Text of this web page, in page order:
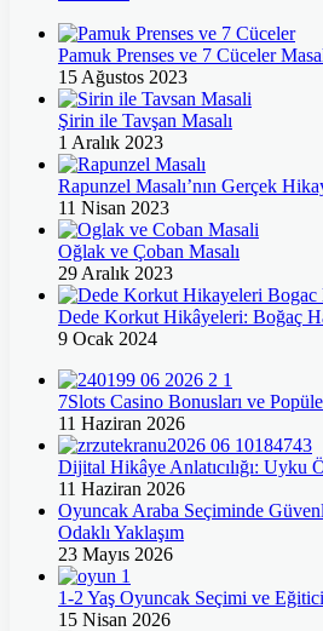
Pamuk Prenses ve 7 Cüceler
15 Ağustos 2023
Şirin ile Tavşan Masalı
1 Aralık 2023
Rapunzel Masalı’nın Gerçek
11 Nisan 2023
Oğlak ve Çoban Masalı
29 Aralık 2023
Dede Korkut Hikâyeleri: Boğaç
9 Ocak 2024
7Slots Casino Bonusları ve
11 Haziran 2026
Dijital Hikâye Anlatıcılığı: Uyku
11 Haziran 2026
Oyuncak Araba Seçiminde
Odaklı Yaklaşım
23 Mayıs 2026
1-2 Yaş Oyuncak Seçimi ve
15 Nisan 2026